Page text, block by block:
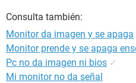
Tengo:
I5
Nvidia gtx480
4gb ram
Placa madre Gygabyte (no
1tb
Consulta también:
Monitor da imagen y se apaga
Monitor prende y se apaga
Pc no da imagen ni bios ✓
Mi monitor no da señal